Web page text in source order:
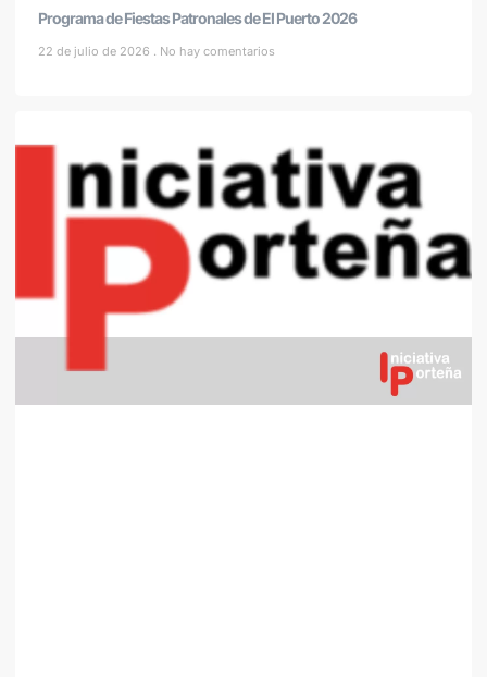
Programa de Fiestas Patronales de El Puerto 2026
22 de julio de 2026 No hay comentarios